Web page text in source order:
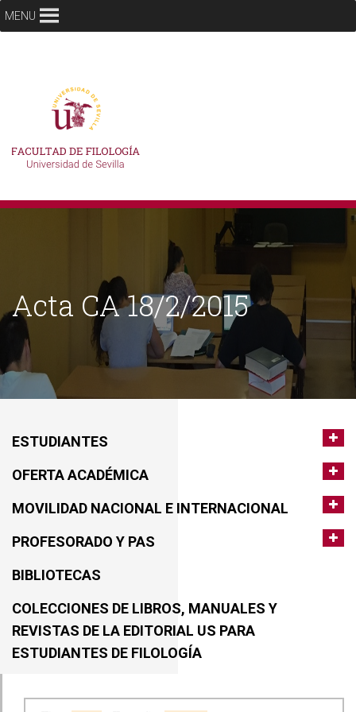
MENU
Acta CA 18/2/2015
ESTUDIANTES
OFERTA ACADÉMICA
MOVILIDAD NACIONAL E INTERNACIONAL
PROFESORADO Y PAS
BIBLIOTECAS
COLECCIONES DE LIBROS, MANUALES Y
REVISTAS DE LA EDITORIAL US PARA
ESTUDIANTES DE FILOLOGÍA